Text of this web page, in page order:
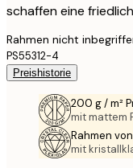
schaffen eine
Rahmen nicht
PS55312-4
Preishistorie
200 g / m²
mit mattem
Rahmen
mit